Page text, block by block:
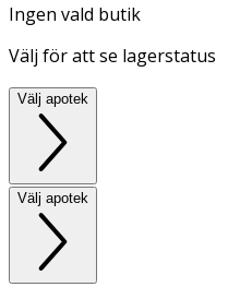
Ingen vald butik
Välj för att se lagerstatus
Välj apotek
Välj apotek